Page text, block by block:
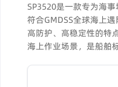
SP3520是一款专为海事
符合GMDSS全球海上
高防护、高稳定性的特
海上作业场景，是船舶